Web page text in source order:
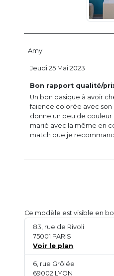
Amy
Bon rapport qualité/
Un bon basique à avoir
faience colorée avec son
donne un peu de
marié avec la même en
match que je
Jeudi 25 Mai 2023
Ce modèle est visible en
83, rue de Rivoli
75001 PARIS
Voir le plan
6, rue Grôlée
69002 LYON